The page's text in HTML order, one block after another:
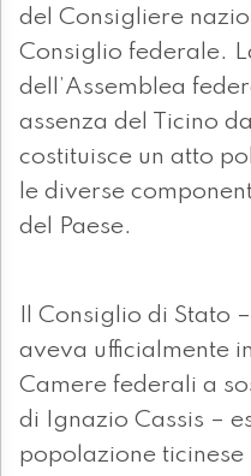
del Consigliere
Consiglio federale.
dell’Assemblea
assenza del Ticino
costituisce un atto
le diverse
del Paese.
Il Consiglio di Stato
aveva ufficialmente
Camere federali a
di Ignazio Cassis –
popolazione